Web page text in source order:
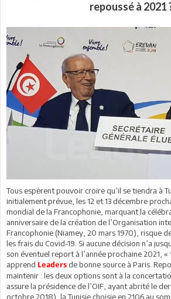
repoussé à 2021
Tous espèrent pouvoir croire qu’il se tiendra à
initialement prévue, les 12 et 13 décembre
mondial de la Francophonie, marquant la
anniversaire de la création de l’Organisation
Francophonie (Niamey, 20 mars 1970), risque
les frais du Covid-19. Si aucune décision n’a
son éventuel report à l’année prochaine 2021, «
apprend Leaders de bonne source à Paris.
maintenir : les deux options sont à la
assure la présidence de l’OIF, ayant abrité le
octobre 2018), la Tunisie choisie en 2106 au